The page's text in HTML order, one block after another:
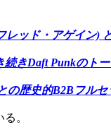
レッド・アゲイン)
きDaft Punkのト
の歴史的B2Bフルセ
。